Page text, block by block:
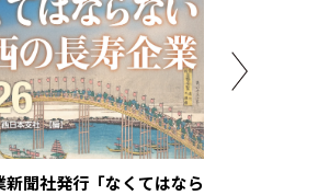
新聞社発行「なくてはなら